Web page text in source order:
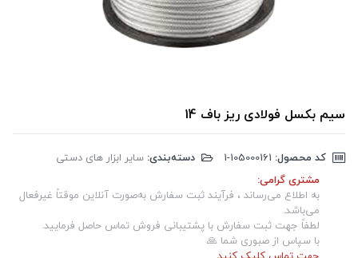
سیم بکسل فولادی ریز باف 14
کد محصول: دسته‌بندی: سایر ابزار های دستی
مشتری گرامی:
به اطلاع می‌رساند ، فرآیند ثبت سفارش به‌صورت آنلاین موقتاً غیرفعال
می‌باشد.
لطفاً جهت ثبت سفارش با پشتیبانی فروش تماس حاصل فرمایید.
با سپاس از صبوری شما 🙏